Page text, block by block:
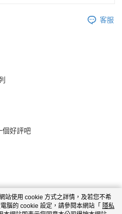
客服
個好評吧
站使用 cookie 方式之詳情，及若您不希
腦的 cookie 設定，請參閱本網站「 隱私